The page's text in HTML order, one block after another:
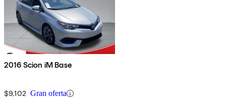
2016 Scion iM Base
$9,102 Gran oferta